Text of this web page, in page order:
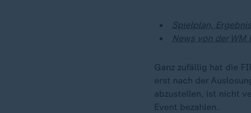
Spielplan,
News von der WM
Ganz zufällig hat die
erst nach der
abzustellen, ist nicht
Event bezahlen.